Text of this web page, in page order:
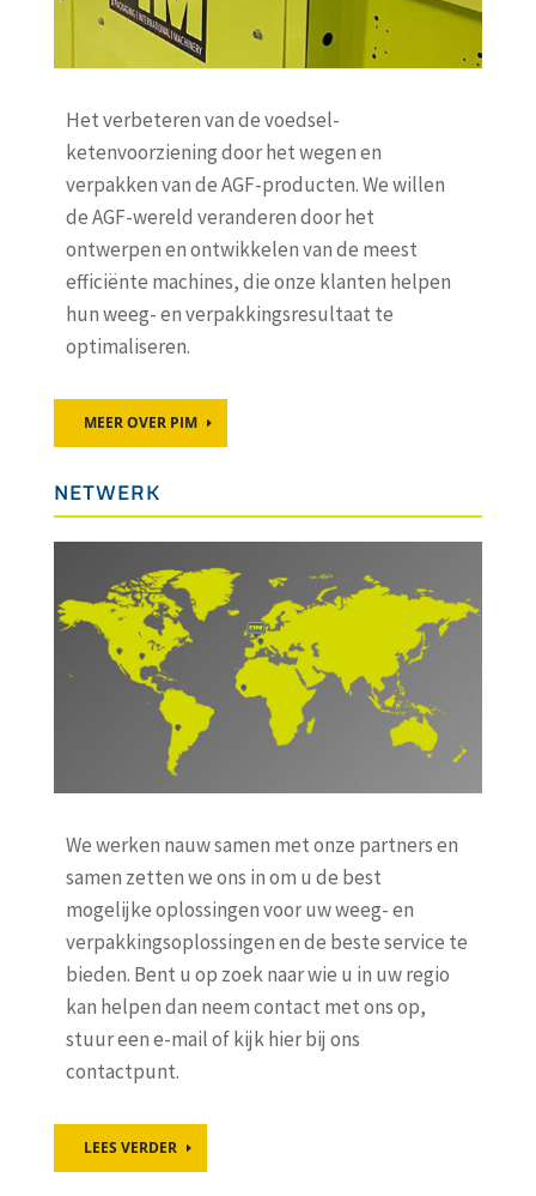
Het verbeteren van de voedsel-
ketenvoorziening door het wegen en
verpakken van de AGF-producten. We willen
de AGF-wereld veranderen door het
ontwerpen en ontwikkelen van de meest
efficiënte machines, die onze klanten helpen
hun weeg- en verpakkingsresultaat te
optimaliseren.
MEER OVER PIM
NETWERK
We werken nauw samen met onze partners en
samen zetten we ons in om u de best
mogelijke oplossingen voor uw weeg- en
verpakkingsoplossingen en de beste service te
bieden. Bent u op zoek naar wie u in uw regio
kan helpen dan neem contact met ons op,
stuur een e-mail of kijk hier bij ons
contactpunt.
LEES VERDER